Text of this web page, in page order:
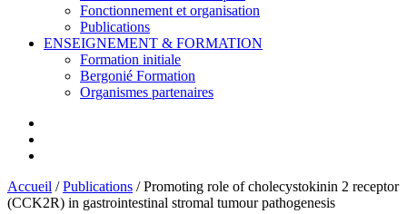
Fonctionnement et organisation
Publications
ENSEIGNEMENT & FORMATION
Formation initiale
Bergonié Formation
Organismes partenaires
Accueil /Publications /Promoting role of cholecystokinin 2 receptor
(CCK2R) in gastrointestinal stromal tumour pathogenesis